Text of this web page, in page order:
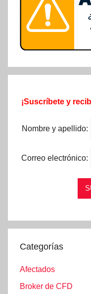
¡Suscríbete y
Nombre y apellido:
Correo electrónico:
Categorías
Afectados
Broker de CFD